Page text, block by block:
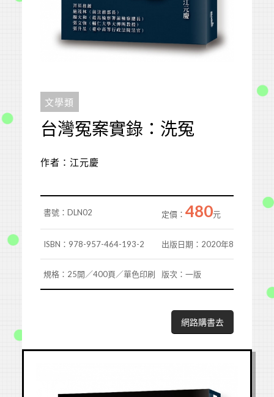
文學類
台灣冤案實錄：洗冤
作者：江元慶
書號：DLN02 定價： 480元
ISBN：978-957-464-193-2 出版日期：2020年8月
規格：25開／400頁／單色印刷 版次：一版
網路購書去